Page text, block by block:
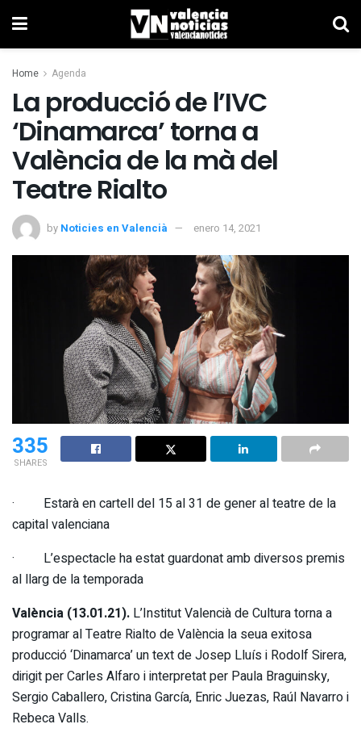
Home Agenda
La producció de l’IVC
‘Dinamarca’ torna a
València de la mà del
Teatre Rialto
by Noticies en Valencià enero 14, 2021
335
SHARES
· Estarà en cartell del 15 al 31 de gener al teatre de la
capital valenciana
· L’espectacle ha estat guardonat amb diversos premis
al llarg de la temporada
València (13.01.21). L’Institut Valencià de Cultura torna a
programar al Teatre Rialto de València la seua exitosa
producció ‘Dinamarca’ un text de Josep Lluís i Rodolf Sirera,
dirigit per Carles Alfaro i interpretat per Paula Braguinsky,
Sergio Caballero, Cristina García, Enric Juezas, Raúl Navarro i
Rebeca Valls.